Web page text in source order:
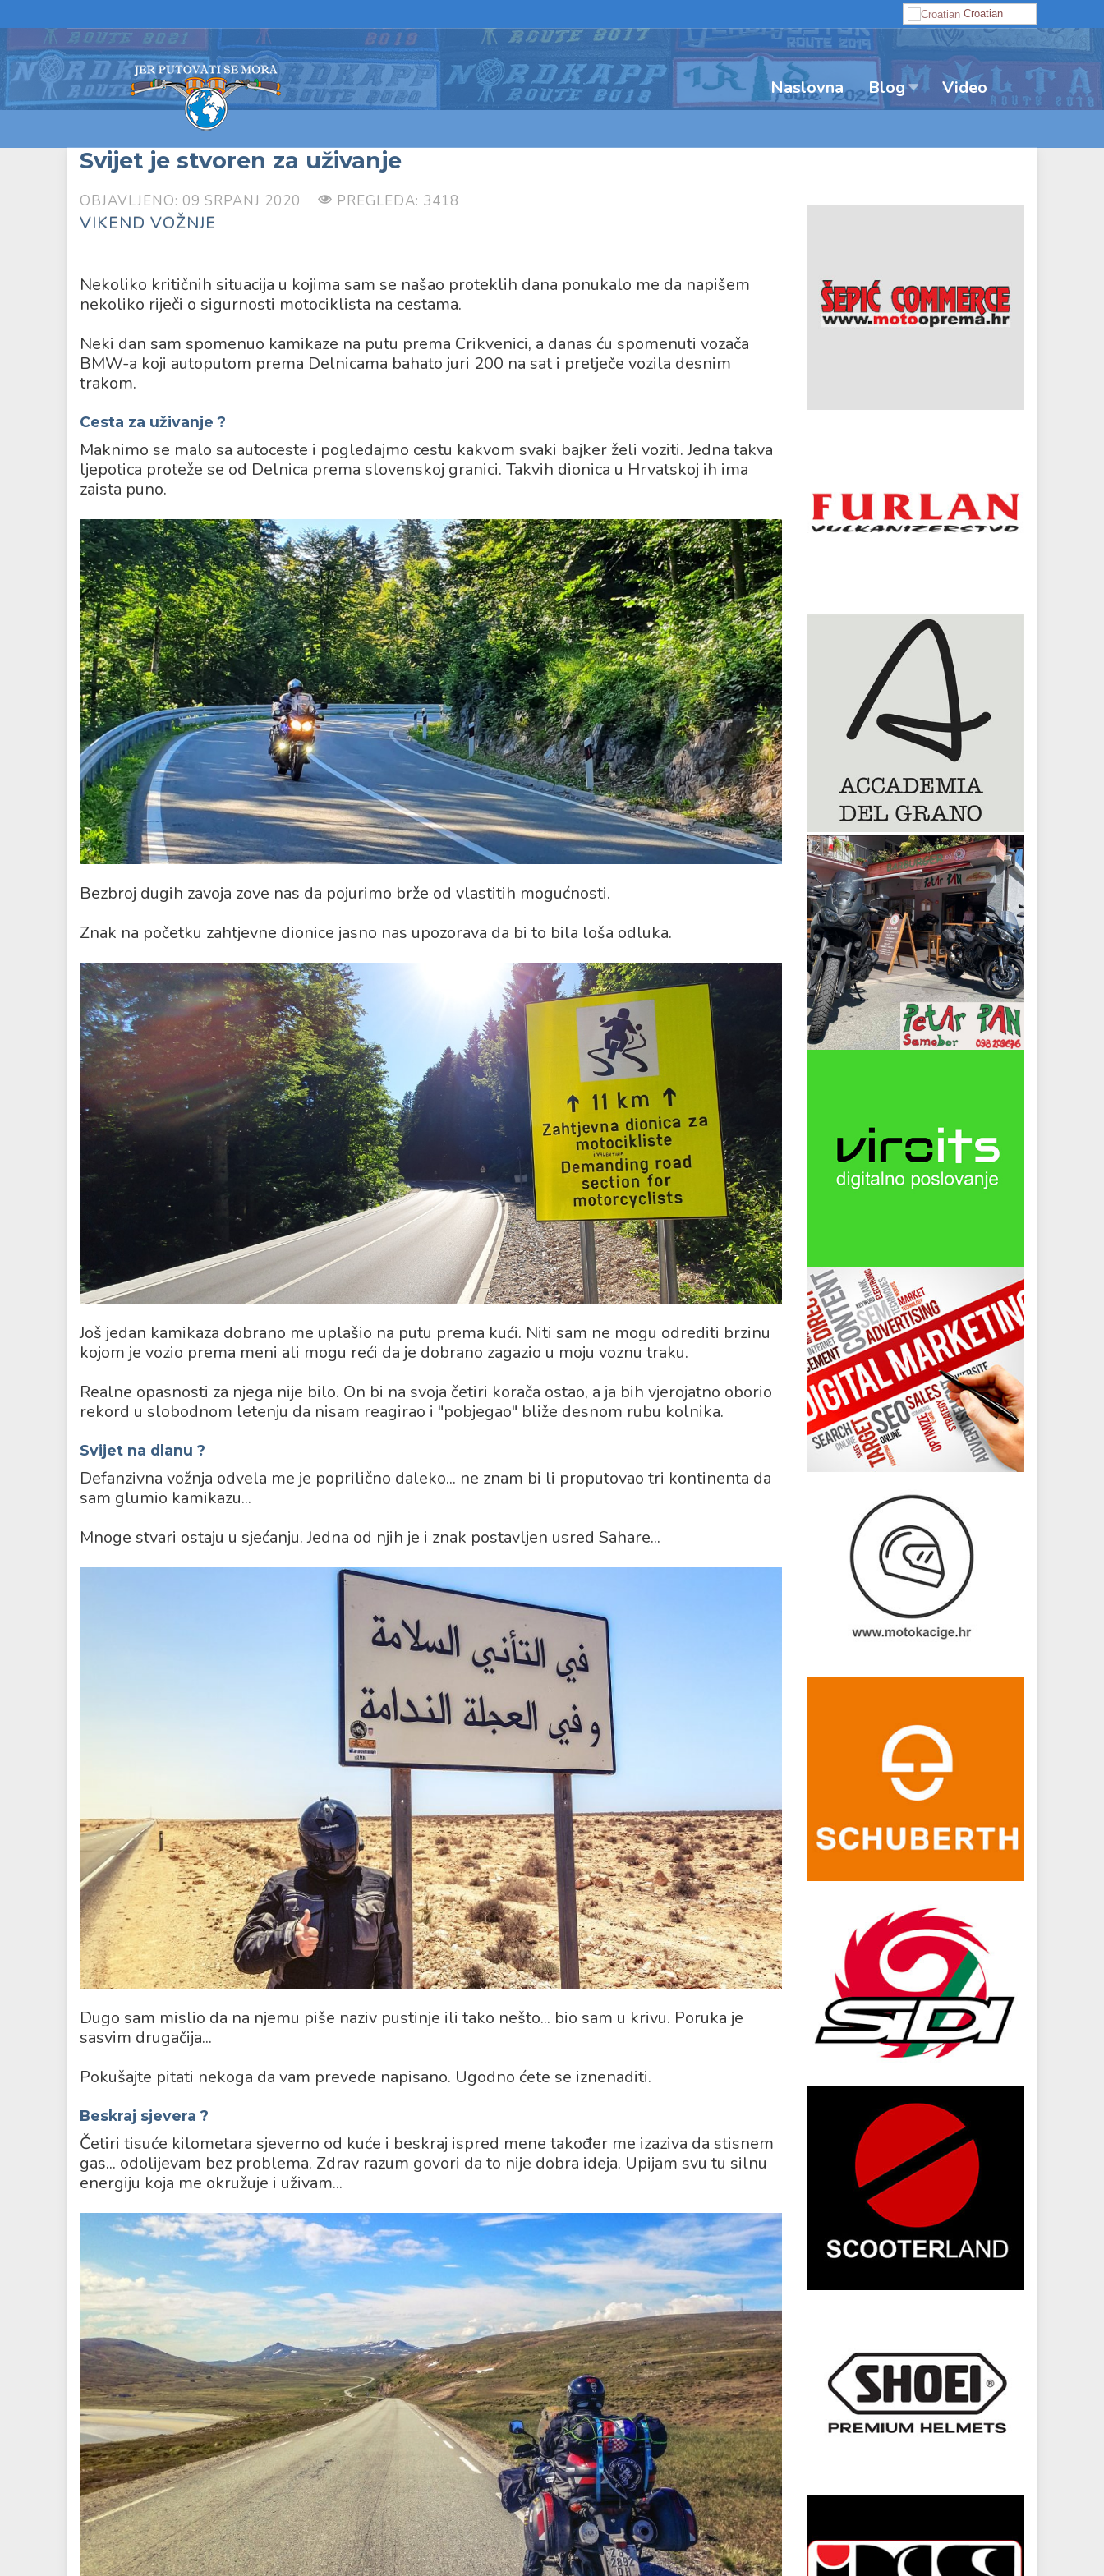
Croatian
Naslovna Blog Video
Svijet je stvoren za uživanje
OBJAVLJENO: 09 SRPANJ 2020 PREGLEDA: 3418
VIKEND VOŽNJE
Nekoliko kritičnih situacija u kojima sam se našao proteklih dana ponukalo me da napišem
nekoliko riječi o sigurnosti motociklista na cestama.
Neki dan sam spomenuo kamikaze na putu prema Crikvenici, a danas ću spomenuti vozača
BMW-a koji autoputom prema Delnicama bahato juri 200 na sat i pretječe vozila desnim
trakom.
Cesta za uživanje?
Maknimo se malo sa autoceste i pogledajmo cestu kakvom svaki bajker želi voziti. Jedna takva
ljepotica proteže se od Delnica prema slovenskoj granici. Takvih dionica u Hrvatskoj ih ima
zaista puno.
Bezbroj dugih zavoja zove nas da pojurimo brže od vlastitih mogućnosti.
Znak na početku zahtjevne dionice jasno nas upozorava da bi to bila loša odluka.
Još jedan kamikaza dobrano me uplašio na putu prema kući. Niti sam ne mogu odrediti brzinu
kojom je vozio prema meni ali mogu reći da je dobrano zagazio u moju voznu traku.
Realne opasnosti za njega nije bilo. On bi na svoja četiri korača ostao, a ja bih vjerojatno oborio
rekord u slobodnom letenju da nisam reagirao i "pobjegao" bliže desnom rubu kolnika.
Svijet na dlanu?
Defanzivna vožnja odvela me je poprilično daleko... ne znam bi li proputovao tri kontinenta da
sam glumio kamikazu...
Mnoge stvari ostaju u sjećanju. Jedna od njih je i znak postavljen usred Sahare...
Dugo sam mislio da na njemu piše naziv pustinje ili tako nešto... bio sam u krivu. Poruka je
sasvim drugačija...
Pokušajte pitati nekoga da vam prevede napisano. Ugodno ćete se iznenaditi.
Beskraj sjevera?
Četiri tisuće kilometara sjeverno od kuće i beskraj ispred mene također me izaziva da stisnem
gas... odolijevam bez problema. Zdrav razum govori da to nije dobra ideja. Upijam svu tu silnu
energiju koja me okružuje i uživam...